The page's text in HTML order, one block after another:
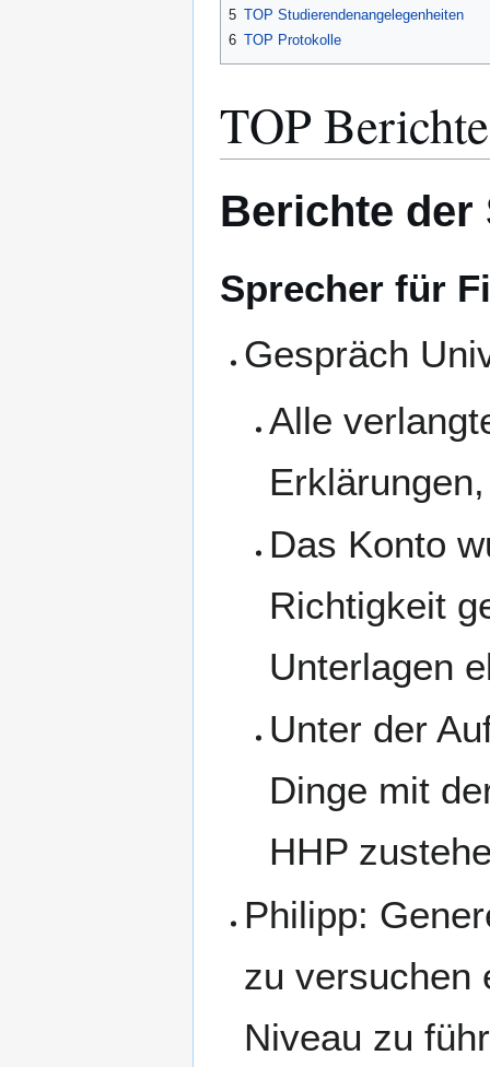
5 TOP Studierendenangelegenheiten
6 TOP Protokolle
TOP Berichte
Berichte der
Sprecher für
Gespräch
Alle
Das Konto
Richtigkeit
Unterlagen
Unter der
Dinge mit
HHP
Philipp:
zu versuchen
Niveau zu